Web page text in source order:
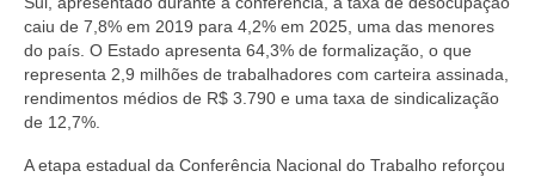
caiu de 7,8% em 2019 para 4,2% em 2025, uma das menores
do país. O Estado apresenta 64,3% de formalização, o que
representa 2,9 milhões de trabalhadores com carteira assinada,
rendimentos médios de R$ 3.790 e uma taxa de sindicalização
de 12,7%.
A etapa estadual da Conferência Nacional do Trabalho reforçou